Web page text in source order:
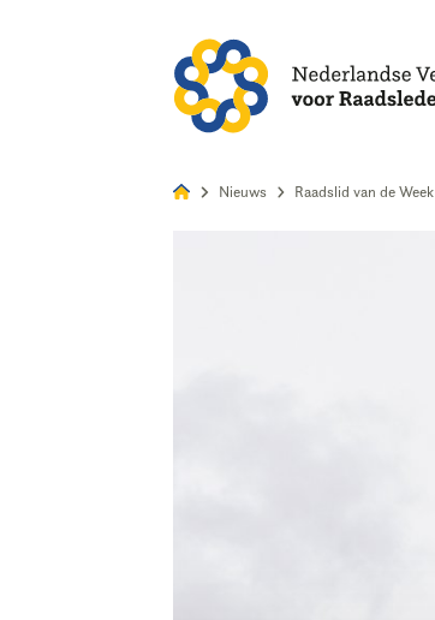
Nieuws Raadslid van de Week